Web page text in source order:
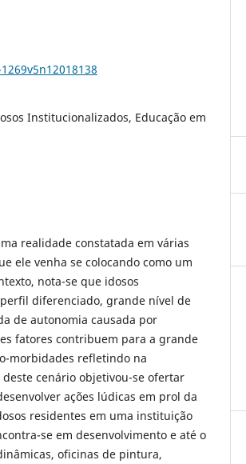
Institucionalizados, Educação em
realidade constatada em várias
ele venha se colocando como um
nota-se que idosos
diferenciado, grande nível de
de autonomia causada por
fatores contribuem para a grande
morbidades refletindo na
cenário objetivou-se ofertar
ações lúdicas em prol da
residentes em uma instituição
se em desenvolvimento e até o
oficinas de pintura,